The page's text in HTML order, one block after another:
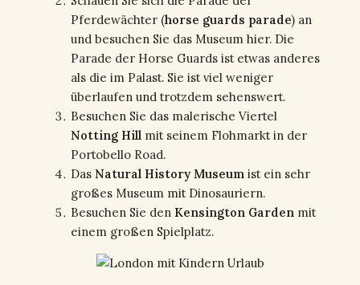
Pferdewächter (horse guards parade) an
und besuchen Sie das Museum hier. Die
Parade der Horse Guards ist etwas anderes
als die im Palast. Sie ist viel weniger
überlaufen und trotzdem sehenswert.
Besuchen Sie das malerische Viertel
Notting Hill mit seinem Flohmarkt in der
Portobello Road.
Das Natural History Museum ist ein sehr
großes Museum mit Dinosauriern.
Besuchen Sie den Kensington Garden mit
einem großen Spielplatz.